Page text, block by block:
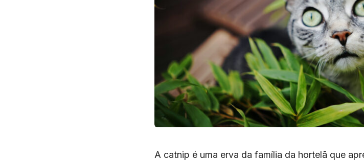
A catnip é uma erva da família da hortelã que